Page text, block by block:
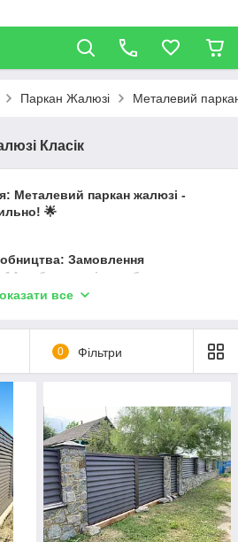
Паркан Жалюзі Металевий
Класік
Металевий паркан жалюзі -
🌟
Замовлення
14 робочих днів, щоб ви могли
своїм ідеальним парканом.
та текстур: Вам доступні
обох сторін металу, а також
могли підібрати той, що
та архітектурі будинку.
горді своєю якістю, тому
протягом 10 років. Ви можете
та надійній роботі вашого
все
0 Фільтри